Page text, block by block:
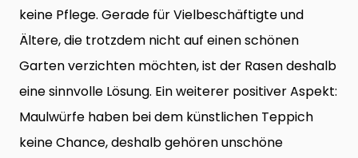
keine Pflege. Gerade für Vielbeschäftigte und
Ältere, die trotzdem nicht auf einen schönen
Garten verzichten möchten, ist der Rasen deshalb
eine sinnvolle Lösung. Ein weiterer positiver Aspekt:
Maulwürfe haben bei dem künstlichen Teppich
keine Chance, deshalb gehören unschöne